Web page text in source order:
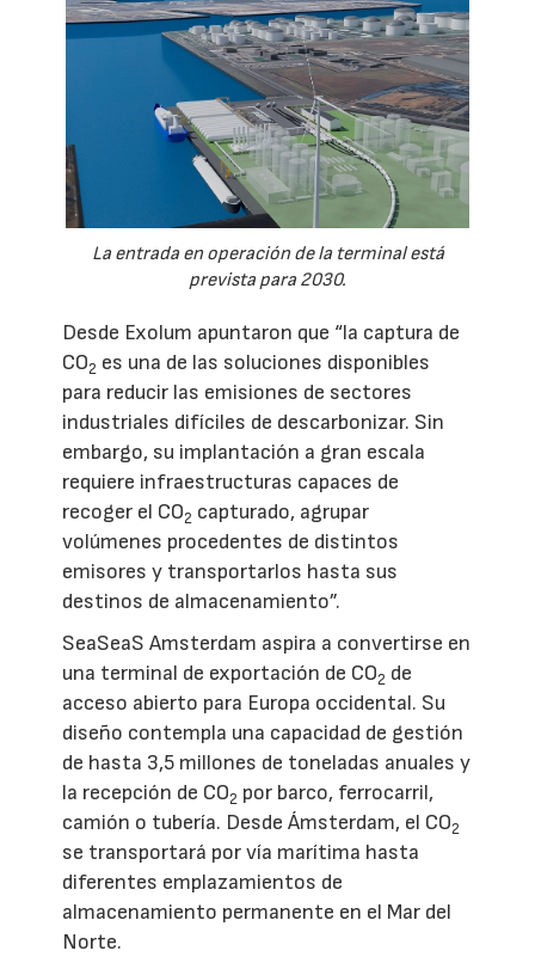
La entrada en operación de la terminal está
prevista para 2030.
Desde Exolum apuntaron que “la captura de
CO2 es una de las soluciones disponibles
para reducir las emisiones de sectores
industriales difíciles de descarbonizar. Sin
embargo, su implantación a gran escala
requiere infraestructuras capaces de
recoger el CO2 capturado, agrupar
volúmenes procedentes de distintos
emisores y transportarlos hasta sus
destinos de almacenamiento”.
SeaSeaS Amsterdam aspira a convertirse en
una terminal de exportación de CO2 de
acceso abierto para Europa occidental. Su
diseño contempla una capacidad de gestión
de hasta 3,5 millones de toneladas anuales y
la recepción de CO2 por barco, ferrocarril,
camión o tubería. Desde Ámsterdam, el CO2
se transportará por vía marítima hasta
diferentes emplazamientos de
almacenamiento permanente en el Mar del
Norte.